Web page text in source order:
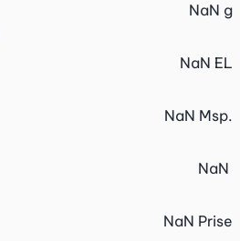
NaN g
NaN EL
NaN Msp.
NaN
NaN Prise